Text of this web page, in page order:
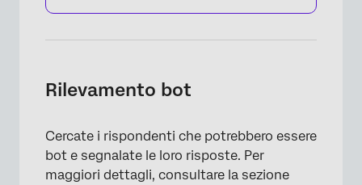
Rilevamento bot
Cercate i rispondenti che potrebbero essere
bot e segnalate le loro risposte. Per
maggiori dettagli, consultare la sezione